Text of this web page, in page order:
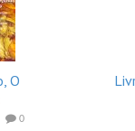
O
0